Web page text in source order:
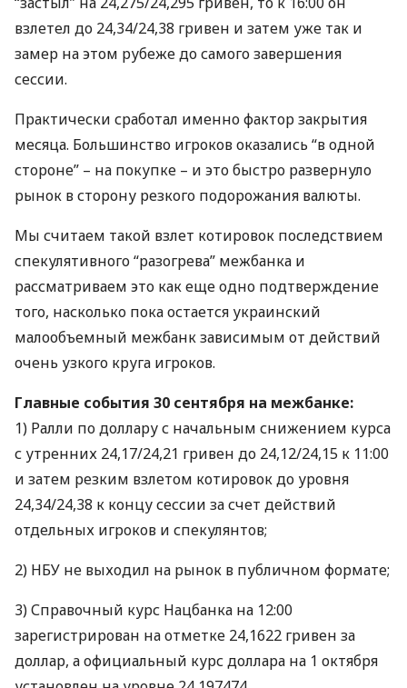
взлетел до 24,34/24,38 гривен и затем уже так и
замер на этом рубеже до самого завершения
сессии.
Практически сработал именно фактор закрытия
месяца. Большинство игроков оказались “в одной
стороне” – на покупке – и это быстро развернуло
рынок в сторону резкого подорожания валюты.
Мы считаем такой взлет котировок последствием
спекулятивного “разогрева” межбанка и
рассматриваем это как еще одно подтверждение
того, насколько пока остается украинский
малообъемный межбанк зависимым от действий
очень узкого круга игроков.
Главные события 30 сентября на межбанке:
1) Ралли по доллару с начальным снижением курса
с утренних 24,17/24,21 гривен до 24,12/24,15 к 11:00
и затем резким взлетом котировок до уровня
24,34/24,38 к концу сессии за счет действий
отдельных игроков и спекулянтов;
2) НБУ не выходил на рынок в публичном формате;
3) Справочный курс Нацбанка на 12:00
зарегистрирован на отметке 24,1622 гривен за
доллар, а официальный курс доллара на 1 октября